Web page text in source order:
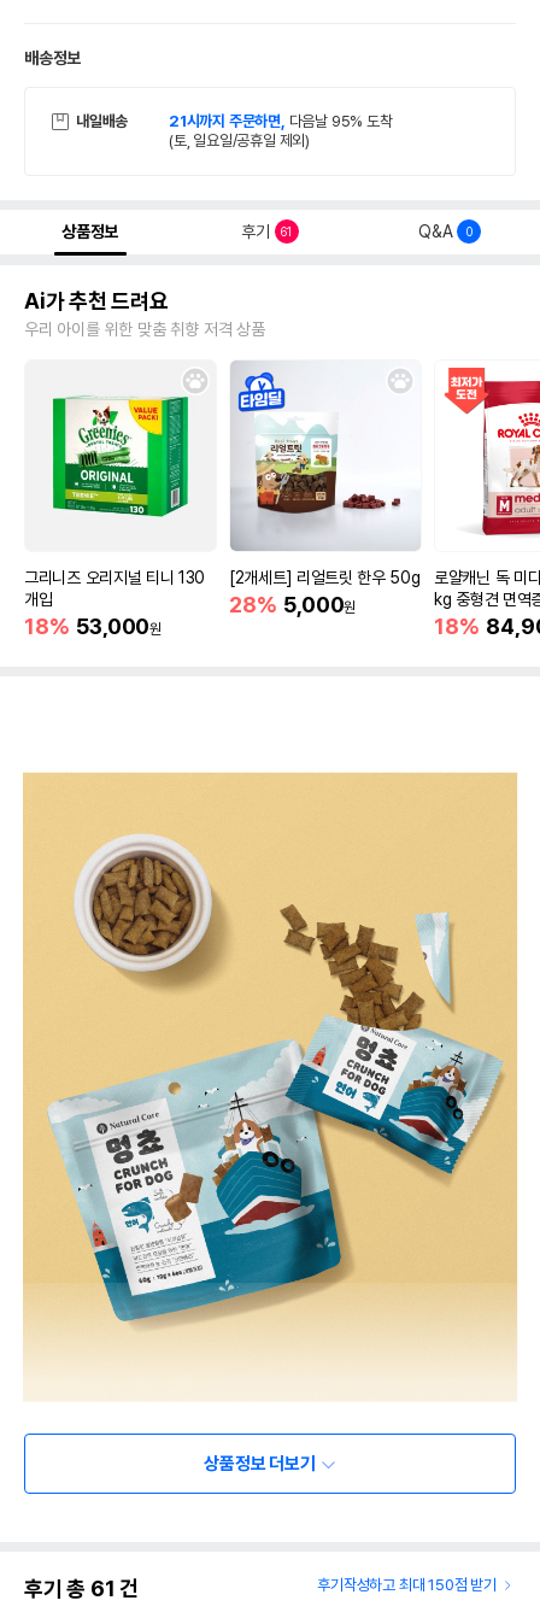
배송정보
내일배송 21시까지 주문하면, 다음날 95% 도착
(토, 일요일/공휴일 제외)
상품정보 후기 61 Q&A 0
Ai가 추천 드려요
우리 아이를 위한 맞춤 취향 저격 상품
그리니즈 오리지널 티니 130
개입
18% 53,000원
[2개세트] 리얼트릿 한우 50g
28% 5,000원
로얄캐닌 독 미
kg 중형견 면역
18%
상품정보 더보기
후기 총 61 건 후기작성하고 최대 150점 받기